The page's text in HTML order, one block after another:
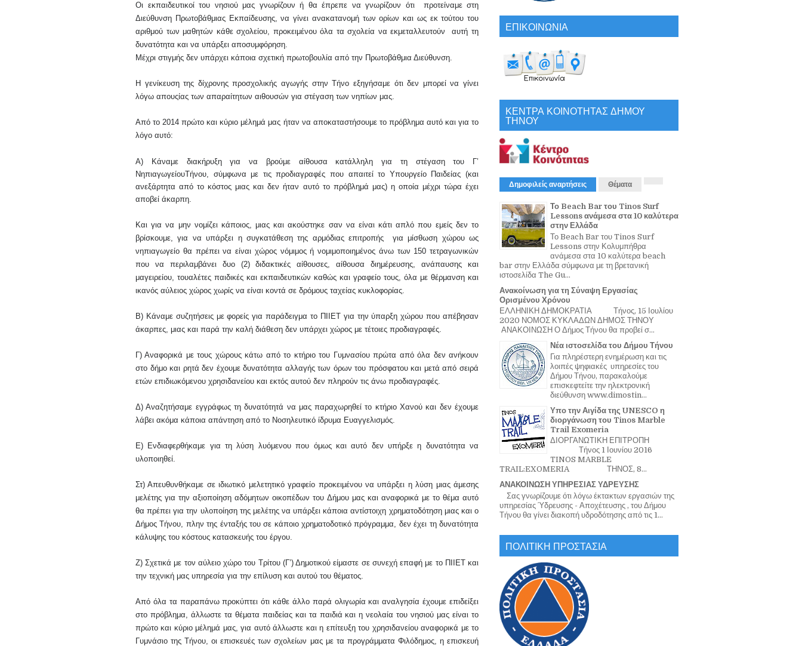
Οι εκπαιδευτικοί του νησιού μας γνωρίζουν ή θα έπρεπε να γνωρίζουν ότι προτείναμε στη
Διεύθυνση Πρωτοβάθμιας Εκπαίδευσης, να γίνει ανακατανομή των ορίων και ως εκ τούτου του
αριθμού των μαθητών κάθε σχολείου, προκειμένουόλα τασχολεία να εκμεταλλευτούν αυτή τη
δυνατότητα και να υπάρξει αποσυμφόρηση.
Μέχρι στιγμής δεν υπάρχει κάποια σχετική πρωτοβουλία από την Πρωτοβάθμια Διεύθυνση.
Η γενίκευση της δίχρονης προσχολικής αγωγής στην Τήνο εξηγήσαμε ότιδεν μπορεί να γίνει
λόγω απουςίας των απαραίτητων αιθουσών για στέγαση των νηπίων μας.
Από το 2014 πρώτο και κύριο μέλημά μας ήταν να αποκαταστήσουμε το πρόβλημα αυτό και για το
λόγο αυτό:
Α) Κάναμε διακήρυξη για να βρούμε αίθουσα κατάλληλη για τη στέγαση του Γ’
ΝηπιαγωγείουΤήνου, σύμφωνα με τις προδιαγραφές που απαιτεί το Υπουργείο Παιδείας(και
ανεξάρτητα από το κόστος μιας και δεν ήταν αυτό το πρόβλημά μας) η οποία μέχρι τώρα έχει
αποβεί άκαρπη.
Και για να μην νομίζει κάποιος, μιας και ακούστηκε σαν να είναι κάτι απλό που εμείς δεν το
βρίσκουμε, για να υπάρξει η συγκατάθεση της αρμόδιας επιτροπής για μίσθωση χώρου ως
νηπιαγωγείο θα πρέπει να είναι χώρος νόμιμος ή νομιμοποιημένος άνω των 150 τετραγωνικών
που να περιλαμβάνει δυο (2) διδακτικές αίθουσες, αίθουσα διημέρευσης, ανάπαυσης και
μαγειρείου, τουαλέτες παιδικές και εκπαιδευτικών καθώς και γραφείο τους, όλα με θέρμανση και
ικανός αύλειος χώρος χωρίς να είναι κοντά σε δρόμους ταχείας κυκλοφορίας.
Β) Κάναμε συζητήσεις με φορείς για παράδειγμα το ΠΙΙΕΤ για την ύπαρξη χώρου που απέβησαν
άκαρπες, μιας και παρά την καλή διάθεση δεν υπάρχει χώρος με τέτοιες προδιαγραφές.
Γ) Αναφορικά με τους χώρους κάτω από το κτήριο του Γυμνασίου πρώτα από όλα δεν ανήκουν
στο δήμο και ρητά δεν έχουμε δυνατότητα αλλαγής των όρων του πρόσφατου και μετά από σειρά
ετών επιδιωκόμενου χρησιδανείου και εκτός αυτού δεν πληρούν τις άνω προδιαγραφές.
Δ) Αναζητήσαμε εγγράφως τη δυνατότητά να μας παραχωρηθεί το κτήριο Χανού και δεν έχουμε
λάβει ακόμα κάποια απάντηση από το Νοσηλευτικό ίδρυμα Ευαγγελισμός.
Ε) Ενδιαφερθήκαμε για τη λύση λυόμενου που όμως και αυτό δεν υπήρξε η δυνατότητα να
υλοποιηθεί.
Στ) Απευθυνθήκαμε σε ιδιωτικό μελετητικό γραφείο προκειμένου να υπάρξει η λύση μιας άμεσης
μελέτης για την αξιοποίηση αδόμητων οικοπέδων του Δήμου μας και αναφορικά με το θέμα αυτό
θα πρέπει για την υλοποίηση της μελέτηςνα υπάρξει κάποια αντίστοιχη χρηματοδότηση μιας και ο
Δήμος Τήνου, πλην της ένταξής του σε κάποιο χρηματοδοτικό πρόγραμμα, δεν έχει τη δυνατότητα
κάλυψης του κόστους κατασκευής του έργου.
Ζ) Σχετικά με τον αύλειο χώρο του Τρίτου (Γ’) Δημοτικού είμαστε σε συνεχή επαφή με το ΠΙΙΕΤ και
την τεχνική μας υπηρεσία για την επίλυση και αυτού του θέματος.
Από όλα τα παραπάνω προκύπτει ότι κάθε άλλο παρά ολιγωρία και αναλγησία έχουμε επιδείξει
στο πρόβλημα, άλλωστε τα θέματα παιδείας και τα παιδιά και η νεολαία του νησιού μας είναι το
πρώτοκαι κύριομέλημά μας, για αυτό άλλωστε και η επίτευξη του χρησιδανείου αναφορικά με το
Γυμνάσιο της Τήνου, οι επισκευές των σχολείων μας με τα προγράμματα Φιλόδημος, η επισκευή
ΕΠΙΚΟΙΝΩΝΙΑ
ΚΕΝΤΡΑ ΚΟΙΝΟΤΗΤΑΣ ΔΗΜΟΥ
ΤΗΝΟΥ
Δημοφιλείς αναρτήσεις Θέματα
Το Beach Bar του Tinos Surf
Lessons ανάμεσα στα 10 καλύτερα
στην Ελλάδα
Το Beach Bar του Tinos Surf
Lessons στην Κολυμπήθρα
ανάμεσα στα 10 καλύτερα beach
bar στην Ελλάδα σύμφωνα με τη βρετανική
ιστοσελίδα The Gu...
Ανακοίνωση για τη Σύναψη Εργασίας
Ορισμένου Χρόνου
ΕΛΛΗΝΙΚΗ ΔΗΜΟΚΡΑΤΙΑ Τήνος, 15 Ιουλίου
2020 ΝΟΜΟΣ ΚΥΚΛΑΔΩΝ ΔΗΜΟΣ ΤΗΝΟΥ
ΑΝΑΚΟΙΝΩΣΗ Ο Δήμος Τήνου θα προβεί σ...
Νέα ιστοσελίδα του Δήμου Τήνου
Για πληρέστερη ενημέρωση και τις
λοιπές ψηφιακές υπηρεσίες του
Δήμου Τήνου, παρακαλούμε
επισκεφτείτε την ηλεκτρονική
διεύθυνση www.dimostin...
Υπο την Αιγίδα της UNESCO η
διοργάνωση του Tinos Marble
Trail Exomeria
ΔΙΟΡΓΑΝΩΤΙΚΗ ΕΠΙΤΡΟΠΗ
Τήνος 1 Ιουνίου 2016
TINOS MARBLE
TRAIL:EXOMERIA ΤΗΝΟΣ, 8...
ΑΝΑΚΟΙΝΩΣΗ ΥΠΗΡΕΣΙΑΣ ΥΔΡΕΥΣΗΣ
Σας γνωρίζουμε ότι λόγω έκτακτων εργασιών της
υπηρεσίας Ύδρευσης - Αποχέτευσης , του Δήμου
Τήνου θα γίνει διακοπή υδροδότησης από τις 1...
ΠΟΛΙΤΙΚΗ ΠΡΟΣΤΑΣΙΑ